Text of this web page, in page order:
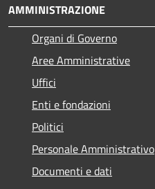
AMMINISTRAZIONE
Organi di Governo
Aree Amministrative
Uffici
Enti e fondazioni
Politici
Personale Amministrativo
Documenti e dati